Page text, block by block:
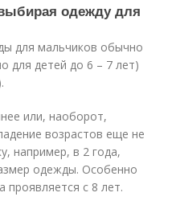
одежду для
для мальчиков обычно
для детей до 6 – 7 лет)
или, наоборот,
возрастов еще не
например, в 2 года,
одежды. Особенно
проявляется с 8 лет.